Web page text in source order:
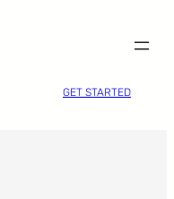
GET STARTED